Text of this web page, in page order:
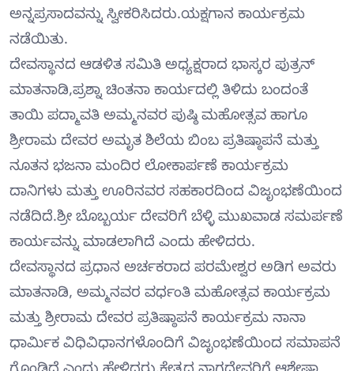
ಅನ್ನಪ್ರಸಾದವನ್ನು ಸ್ವೀಕರಿಸಿದರು.ಯಕ್ಷಗಾನ ಕಾರ್ಯಕ್ರಮ
ನಡೆಯಿತು.
ದೇವಸ್ಥಾನದ ಆಡಳಿತ ಸಮಿತಿ ಅಧ್ಯಕ್ಷರಾದ ಭಾಸ್ಕರ ಪುತ್ರನ್
ಮಾತನಾಡಿ,ಪ್ರಶ್ನಾ ಚಿಂತನಾ ಕಾರ್ಯದಲ್ಲಿ ತಿಳಿದು ಬಂದಂತೆ
ತಾಯಿ ಪದ್ಮಾವತಿ ಅಮ್ಮನವರ ಪುಷ್ಠಿ ಮಹೋತ್ಸವ ಹಾಗೂ
ಶ್ರೀರಾಮ ದೇವರ ಅಮೃತ ಶಿಲೆಯ ಬಿಂಬ ಪ್ರತಿಷ್ಠಾಪನೆ ಮತ್ತು
ನೂತನ ಭಜನಾ ಮಂದಿರ ಲೋಕಾರ್ಪಣೆ ಕಾರ್ಯಕ್ರಮ
ದಾನಿಗಳು ಮತ್ತು ಊರಿನವರ ಸಹಕಾರದಿಂದ ವಿಜೃಂಭಣೆಯಿಂದ
ನಡೆದಿದೆ.ಶ್ರೀ ಬೊಬ್ಬರ್ಯ ದೇವರಿಗೆ ಬೆಳ್ಳಿ ಮುಖವಾಡ ಸಮರ್ಪಣೆ
ಕಾರ್ಯವನ್ನು ಮಾಡಲಾಗಿದೆ ಎಂದು ಹೇಳಿದರು.
ದೇವಸ್ಥಾನದ ಪ್ರಧಾನ ಅರ್ಚಕರಾದ ಪರಮೇಶ್ವರ ಅಡಿಗ ಅವರು
ಮಾತನಾಡಿ, ಅಮ್ಮನವರ ವರ್ಧಂತಿ ಮಹೋತ್ಸವ ಕಾರ್ಯಕ್ರಮ
ಮತ್ತು ಶ್ರೀರಾಮ ದೇವರ ಪ್ರತಿಷ್ಠಾಪನೆ ಕಾರ್ಯಕ್ರಮ ನಾನಾ
ಧಾರ್ಮಿಕ ವಿಧಿವಿಧಾನಗಳೊಂದಿಗೆ ವಿಜೃಂಭಣೆಯಿಂದ ಸಮಾಪನೆ